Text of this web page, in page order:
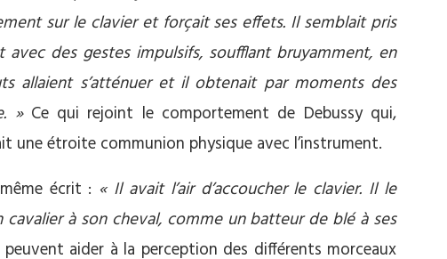
sur le clavier et forçait ses effets. Il semblait pris
des gestes impulsifs, soufflant bruyamment, en
allaient s’atténuer et il obtenait par moments des
»Ce qui rejoint le comportement de Debussy qui,
une étroite communion physique avec l’instrument.
écrit : « Il avait l’air d’accoucher le clavier. Il le
à son cheval, comme un batteur de blé à ses
aider à la perception des différents morceaux